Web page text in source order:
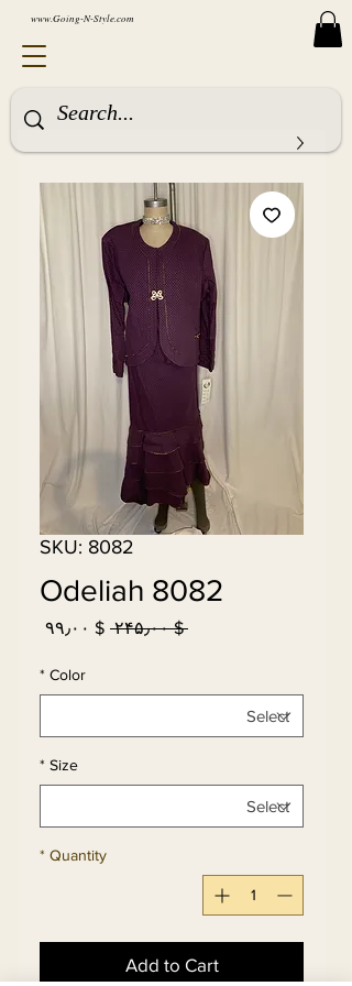
www.Going-N-Style.com
SKU: 8082
Odeliah 8082
$ ۲۴۵٫۰۰
Regular
$ ۹۹٫۰۰
Sale
Color
*
Size
*
Quantity
*
Add to Cart